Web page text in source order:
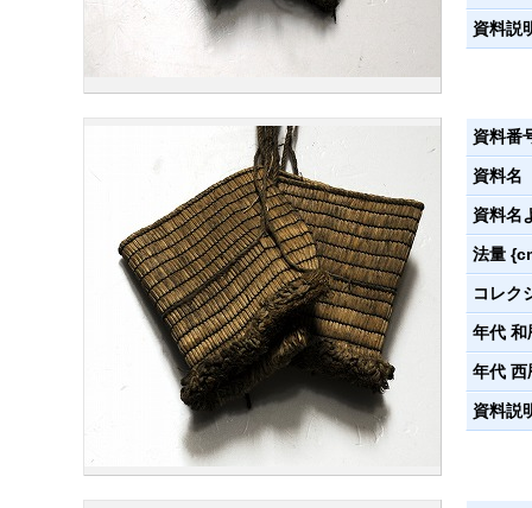
資料説
資料番
資料名
資料名
法量
コレク
年代 和
年代 西
資料説